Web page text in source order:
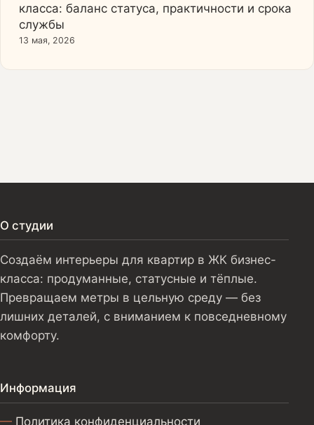
класса: баланс статуса, практичности и срока
службы
13 мая, 2026
О студии
Создаём интерьеры для квартир в ЖК бизнес-
класса: продуманные, статусные и тёплые.
Превращаем метры в цельную среду — без
лишних деталей, с вниманием к повседневному
комфорту.
Информация
Политика конфиденциальности